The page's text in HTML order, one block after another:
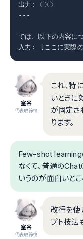
出力: 〇〇
---
では、以下の内容に
入力: [ここに実際の
室谷
代表取締役
これ、特
いときに
が固定さ
ります。
Few-shot learning
なくて、普通の
いうのが面白いとこ
室谷
代表取締役
改行を使
プト技法